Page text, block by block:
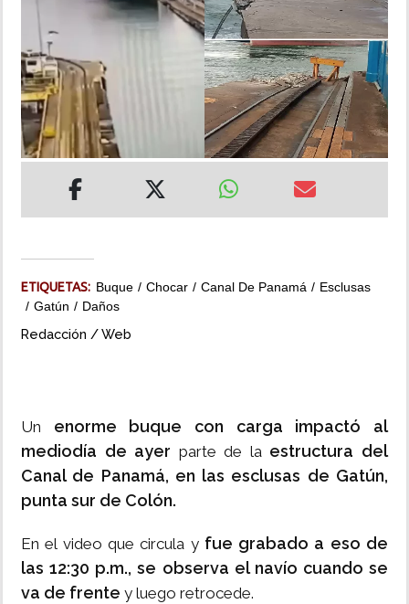
MUNDO
INSÓLITAS
MULTIMEDIA
ETIQUETAS: Buque Chocar Canal De Panamá
Esclusas
Gatún
Daños
Redacción / Web
Un enorme buque con carga impactó al
mediodía de ayer parte de la estructura del
Canal de Panamá, en las esclusas de Gatún,
punta sur de Colón.
En el video que circula yfue grabado a eso de
las 12:30 p.m., se observa el navío cuando se
va de frente y luego retrocede.